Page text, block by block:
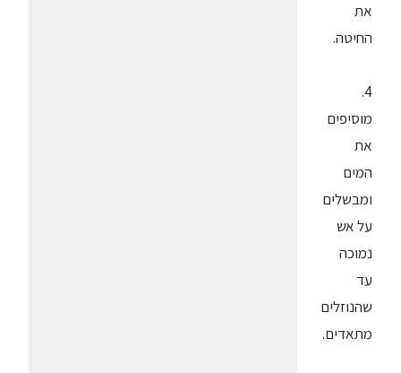
את
החיטה.
4.
מוסיפים
את
המים
ומבשלים
על אש
נמוכה
עד
שהנוזלים
מתאדים.